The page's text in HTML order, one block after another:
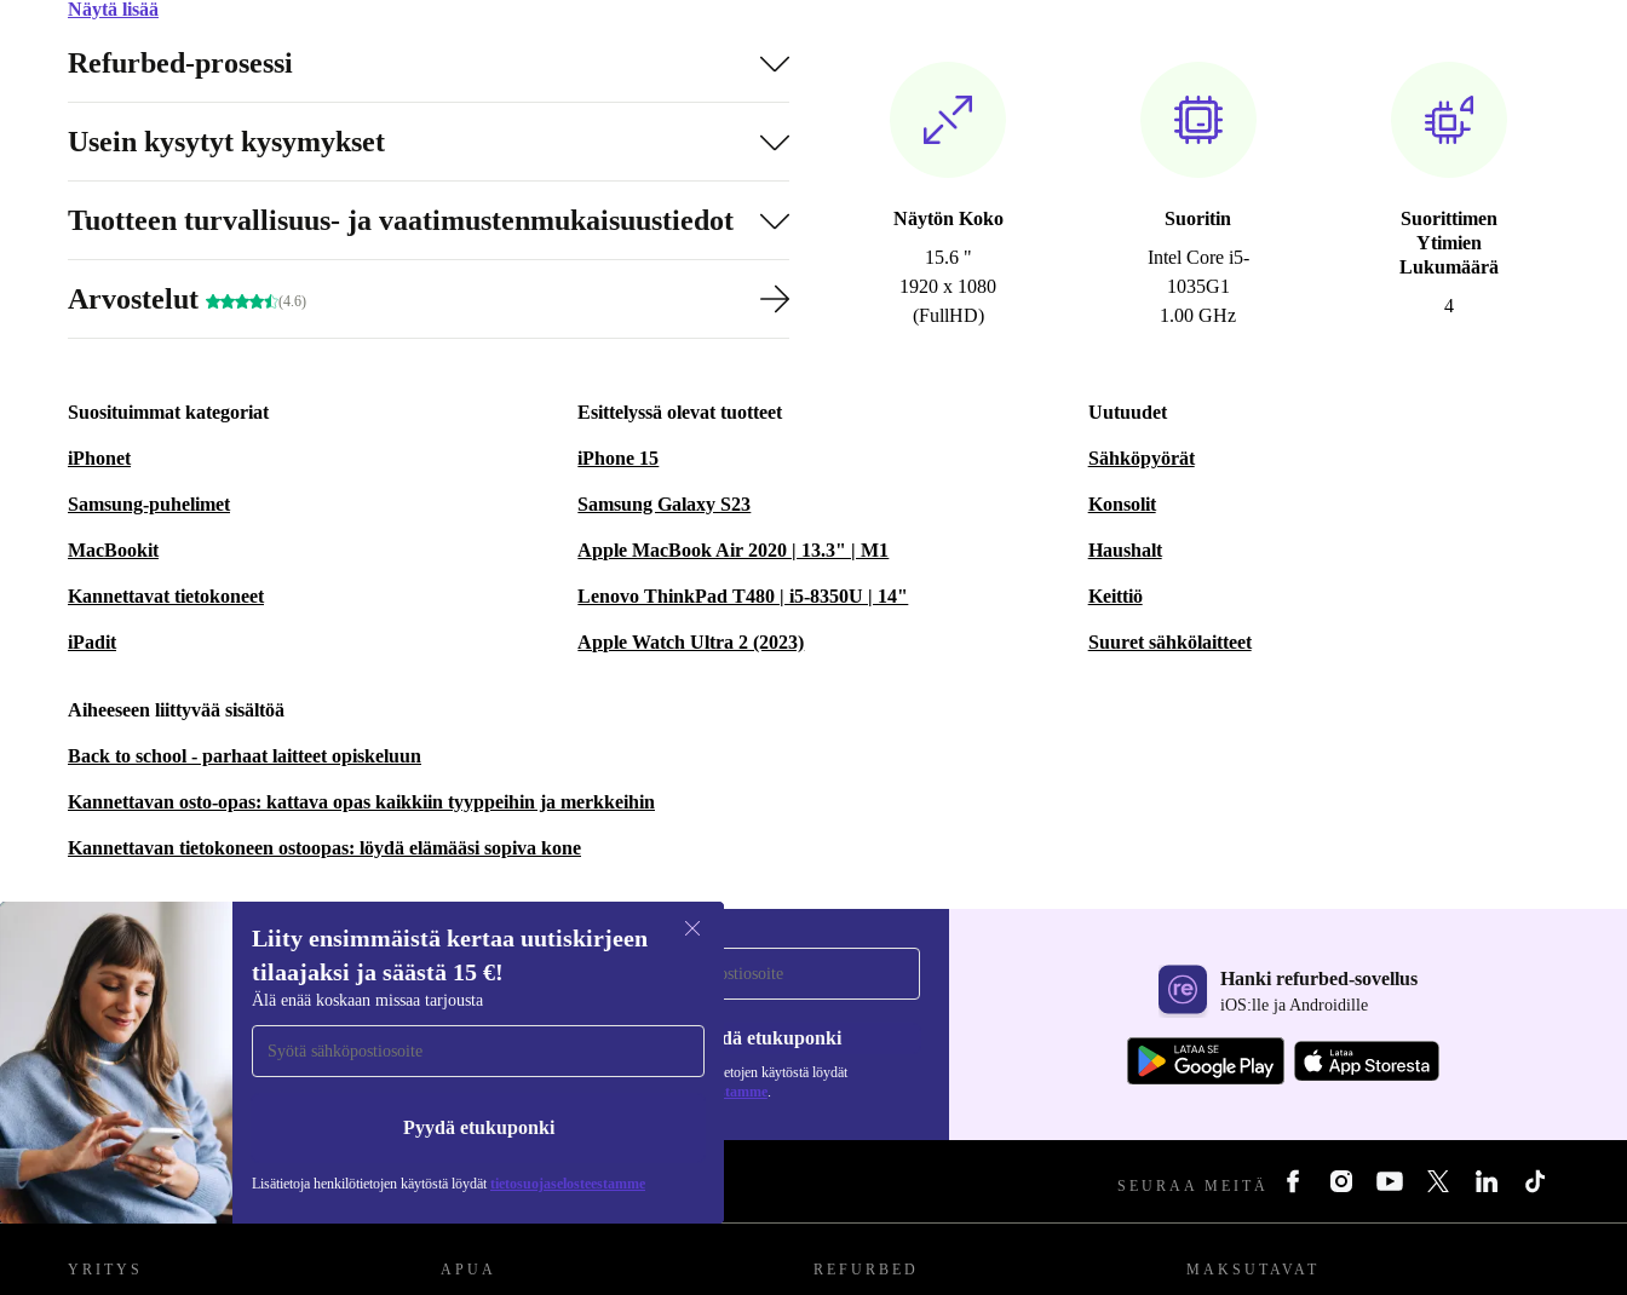
Näytön Koko
15.6 "
1920 x 1080
(FullHD)
Suoritin
Intel Core i5-
1035G1
1.00 GHz
Suorittimen
Ytimien
Lukumäärä
4
Näytä lisää
Refurbed-prosessi
Usein kysytyt kysymykset
Tuotteen turvallisuus- ja vaatimustenmukaisuustiedot
Arvostelut (4.6)
Suosituimmat kategoriat
iPhonet
Samsung-puhelimet
MacBookit
Kannettavat tietokoneet
iPadit
Esittelyssä olevat tuotteet
iPhone 15
Samsung Galaxy S23
Apple MacBook Air 2020 | 13.3" | M1
Lenovo ThinkPad T480 | i5-8350U | 14"
Apple Watch Ultra 2 (2023)
Uutuudet
Sähköpyörät
Konsolit
Haushalt
Keittiö
Suuret sähkölaitteet
Aiheeseen liittyvää sisältöä
Back to school - parhaat laitteet opiskeluun
Kannettavan osto-opas: kattava opas kaikkiin tyyppeihin ja merkkeihin
Kannettavan tietokoneen ostoopas: löydä elämääsi sopiva kone
Liity ensimmäistä kertaa uutiskirjeen
tilaajaksi ja säästä 15 €!
Älä enää koskaan missaa tarjousta
Pyydä etukuponki
Lisätietoja henkilötietojen käytöstä löydät tietosuojaselosteestamme
Liity ensimmäistä kertaa uutiskirjeen
tilaajaksi ja säästä 15 €!
Älä missaa enää yhtäkään tarjousta.
Pyydä etukuponki
Lisätietoja henkilötietojen käytöstä löydät
tietosuojaselosteestamme.
Hanki refurbed-sovellus
iOS:lle ja Androidille
REFURBED SUOMI - RETHINK NEW. SEURAA MEITÄ
YRITYS APUA REFURBED MAKSUTAVAT